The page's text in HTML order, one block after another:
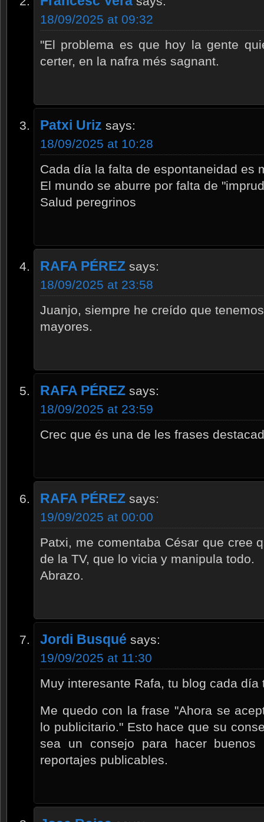
18/09/2025 at 09:32
"El problema es que hoy la gente
certer, en la nafra més sagnant.
Patxi Uriz says:
18/09/2025 at 10:28
Cada día la falta de espontaneidad es
El mundo se aburre por falta de
Salud peregrinos
RAFA PÉREZ says:
18/09/2025 at 23:58
Juanjo, siempre he creído que
mayores.
RAFA PÉREZ says:
18/09/2025 at 23:59
Crec que és una de les frases
RAFA PÉREZ says:
19/09/2025 at 00:00
Patxi, me comentaba César que cree
de la TV, que lo vicia y manipula todo.
Abrazo.
Jordi Busqué says:
19/09/2025 at 11:30
Muy interesante Rafa, tu blog cada
Me quedo con la frase "Ahora se
lo publicitario." Esto hace que su
sea un consejo para hacer buenos
reportajes publicables.